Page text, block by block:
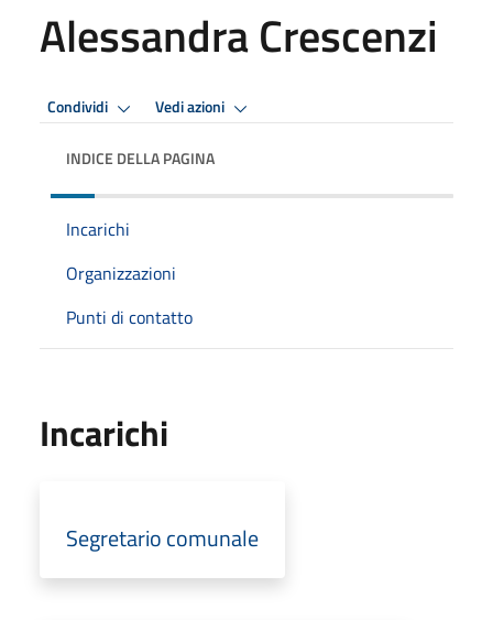
Alessandra Crescenzi
Condividi Vedi azioni
INDICE DELLA PAGINA
Incarichi
Organizzazioni
Punti di contatto
Incarichi
Segretario comunale